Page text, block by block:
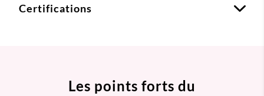
Certifications
Les points forts du